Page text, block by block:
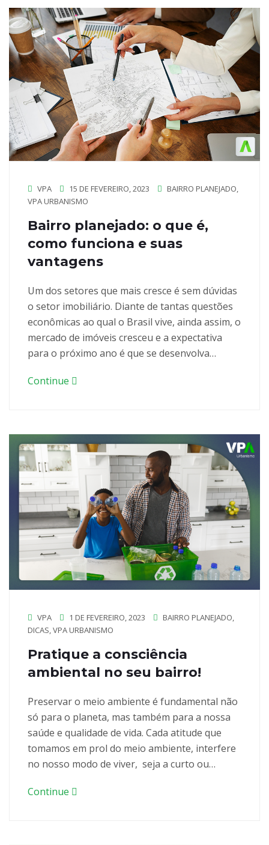
VPA 15 DE FEVEREIRO, 2023 BAIRRO PLANEJADO,
VPA URBANISMO
Bairro planejado: o que é,
como funciona e suas
vantagens
Um dos setores que mais cresce é sem dúvidas
o setor imobiliário. Diante de tantas questões
econômicas ao qual o Brasil vive, ainda assim, o
mercado de imóveis cresceu e a expectativa
para o próximo ano é que se desenvolva…
Continue
VPA 1 DE FEVEREIRO, 2023 BAIRRO PLANEJADO,
DICAS,VPA URBANISMO
Pratique a consciência
ambiental no seu bairro!
Preservar o meio ambiente é fundamental não
só para o planeta, mas também para a nossa
saúde e qualidade de vida. Cada atitude que
tomamos em prol do meio ambiente, interfere
no nosso modo de viver, seja a curto ou…
Continue